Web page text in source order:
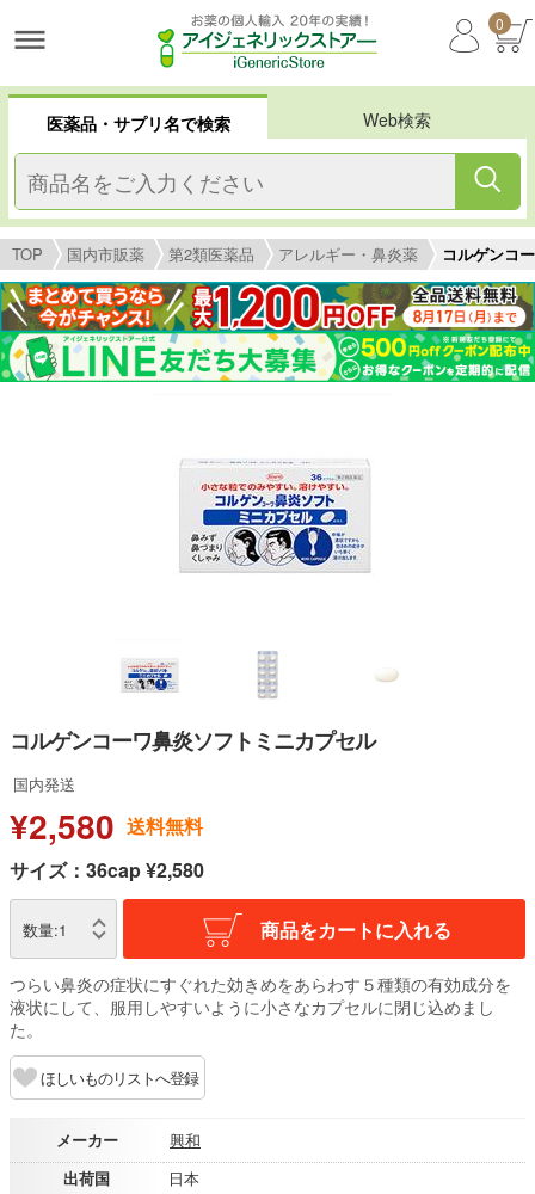
0
医薬品・サプリ名で検索 Web検索
TOP 国内市販薬 第2類医薬品 アレルギー・鼻炎薬 コルゲンコ
コルゲンコーワ鼻炎ソフトミニカプセル
国内発送
¥2,580 送料無料
サイズ：36cap ¥2,580
数量:1 商品をカートに入れる
つらい鼻炎の症状にすぐれた効きめをあらわす５種類の有効成分を
液状にして、服用しやすいように小さなカプセルに閉じ込めまし
た。
ほしいものリストへ登録
メーカー
興和
出荷国
日本